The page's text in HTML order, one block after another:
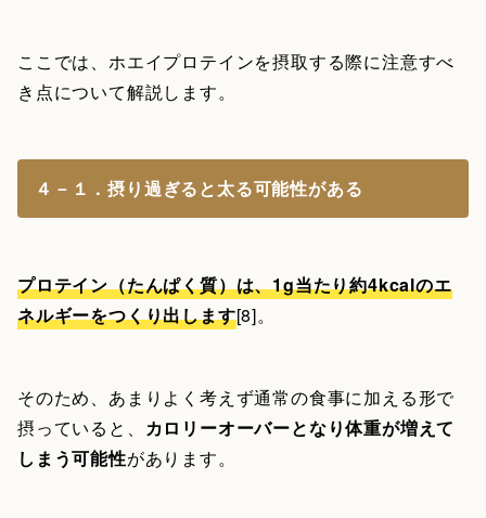
ここでは、ホエイプロテインを摂取する際に注意すべ
き点について解説します。
４－１．摂り過ぎると太る可能性がある
プロテイン（たんぱく質）は、1g当たり約4kcalのエ
ネルギーをつくり出します[8]。
そのため、あまりよく考えず通常の食事に加える形で
摂っていると、 カロリーオーバーとなり体重が増えて
しまう可能性があります。